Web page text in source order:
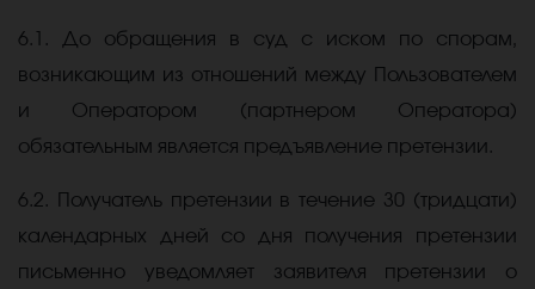
6.1. До обращения в суд с иском по спорам,
возникающим из отношений между Пользователем
и Оператором (партнером Оператора)
обязательным является предъявление претензии.
6.2. Получатель претензии в течение 30 (тридцати)
календарных дней со дня получения претензии
письменно уведомляет заявителя претензии о